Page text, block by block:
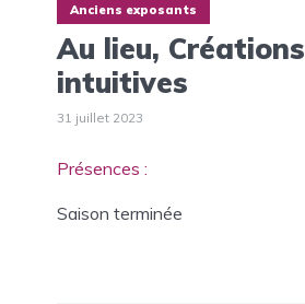
Anciens exposants
Au lieu, Créations
intuitives
31 juillet 2023
Présences :
Saison terminée